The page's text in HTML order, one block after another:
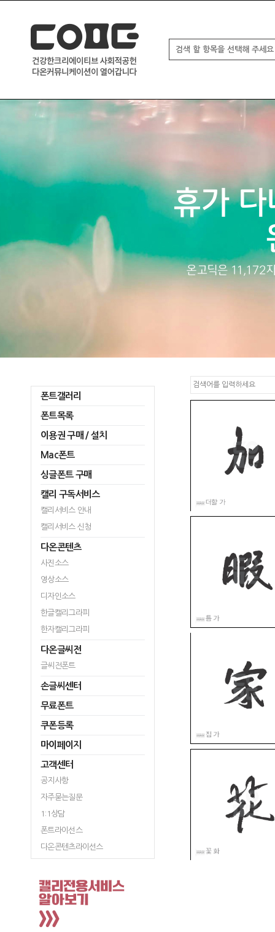
폰트갤러리
폰트목록
이용권 구매 / 설치
Mac폰트
싱글폰트 구매
캘리 구독서비스
캘리서비스 안내
캘리서비스 신청
다온콘텐츠
사진소스
영상소스
디자인소스
한글캘리그라피
한자캘리그라피
다온글씨전
글씨전폰트
손글씨센터
무료폰트
쿠폰등록
마이페이지
고객센터
공지사항
자주묻는질문
1:1상담
폰트라이선스
다온콘텐츠라이선스